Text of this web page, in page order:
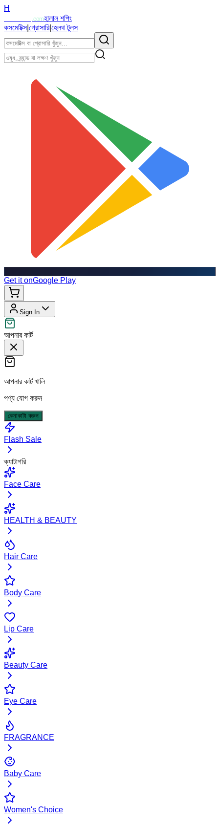
H
.comহালাল শপিং
কসমেটিক্স|গ্রোসারি|হেলথ টুলস
Get it onGoogle Play
Sign In
আপনার কার্ট
আপনার কার্ট খালি
পণ্য যোগ করুন
কেনাকাটা করুন
Flash Sale
ক্যাটাগরি
Face Care
HEALTH & BEAUTY
Hair Care
Body Care
Lip Care
Beauty Care
Eye Care
FRAGRANCE
Baby Care
Women's Choice